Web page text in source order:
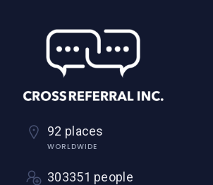
92 places
WORLDWIDE
303351 people